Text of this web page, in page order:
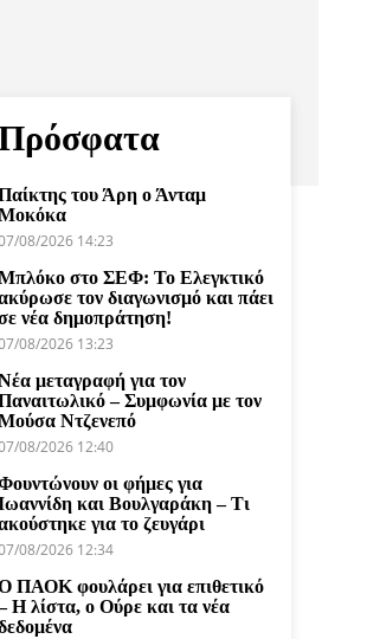
του Άρη ο Άνταμ
08/2026 14:23
στο ΣΕΦ: Το Ελεγκτικό
τον διαγωνισμό και πάει
νέα δημοπράτηση!
08/2026 13:23
μεταγραφή για τον
– Συμφωνία με τον
Ντζενεπό
08/2026 12:40
οι φήμες για
και Βουλγαράκη – Τι
για το ζευγάρι
08/2026 12:34
ΠΑΟΚ φουλάρει για επιθετικό
Η λίστα, ο Ούρε και τα νέα